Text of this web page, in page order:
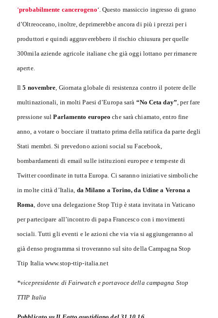
‘probabilmente cancerogeno‘. Questo massiccio ingresso di grano
d’Oltreoceano, inoltre, deprimerebbe ancora di più i prezzi per i
produttori e quindi aggraverebbero il rischio chiusura per quelle
300mila aziende agricole italiane che già oggi lottano per rimanere
aperte.
Il5 novembre , Giornata globale di resistenza contro il potere delle
multinazionali, in molti Paesi d’Europa sarà “No Ceta day” , per fare
pressione sulParlamento europeo che sarà chiamato, entro fine
anno, a votare o bocciare il trattato prima della ratifica da parte degli
Stati membri. Si prevedono azioni social su Facebook,
bombardamenti di email sulle istituzioni europee e tempeste di
Twitter coordinate in tutta Europa. Ci saranno iniziative simboliche
in molte città d’Italia, da Milano a Torino, da Udine a Verona a
Roma , dove una delegazione Stop Ttip è stata invitata in Vaticano
per partecipare all’incontro di papa Francesco con i movimenti
sociali. Tutti gli eventi e le azioni che via via si aggiungeranno al
già denso programma si troveranno sul sito della Campagna Stop
Ttip Italia www.stop-ttip-italia.net
*vicepresidente di Fairwatch e portavoce della campagna Stop
TTIP Italia